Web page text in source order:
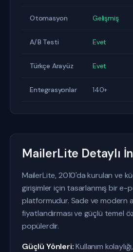
Otomasyon Gelişmiş
A/B Testi Evet
Türkçe Arayüz Evet
Entegrasyonlar 140+
MailerLite Detaylı
MailerLite, 2010'da kurulan ve
girişimler için tasarlanmış bir e-
platformudur. Sade ve modern
fiyatlandırması ve güçlü temel
popülerdir.
Güçlü Yönleri:Kullanım